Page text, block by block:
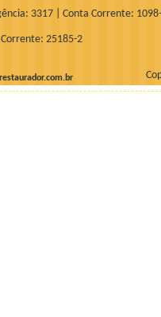
3317 | Conta Corrente:
25185-2